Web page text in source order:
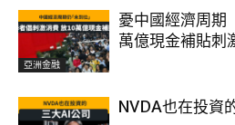
亞洲金融
憂中國經濟周期
萬億現金補貼刺
NVDA也在投資